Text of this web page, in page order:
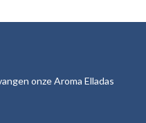
onze Aroma Elladas